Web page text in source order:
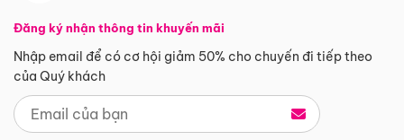
Đăng ký nhận thông tin khuyến mãi
Nhập email để có cơ hội giảm 50% cho chuyến đi tiếp theo
của Quý khách